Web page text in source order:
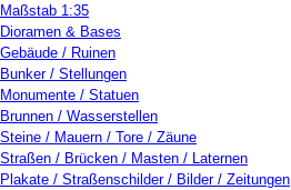
Maßstab 1:35
Dioramen & Bases
Gebäude / Ruinen
Bunker / Stellungen
Monumente / Statuen
Brunnen / Wasserstellen
Steine / Mauern / Tore / Zäune
Straßen / Brücken / Masten / Laternen
Plakate / Straßenschilder / Bilder / Zeitungen